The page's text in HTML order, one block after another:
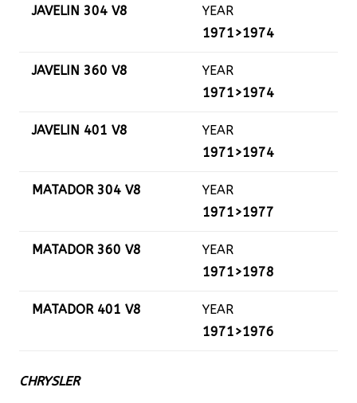
JAVELIN 304 V8
YEAR
1971>1974
JAVELIN 360 V8
YEAR
1971>1974
JAVELIN 401 V8
YEAR
1971>1974
MATADOR 304 V8
YEAR
1971>1977
MATADOR 360 V8
YEAR
1971>1978
MATADOR 401 V8
YEAR
1971>1976
CHRYSLER